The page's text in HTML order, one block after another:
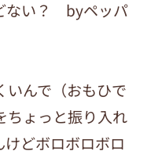
ない？ byペッパ
いんで（おもひで
ちょっと振り入れ
どボロボロボロ